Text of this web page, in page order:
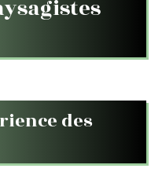
des